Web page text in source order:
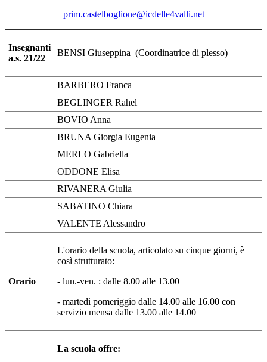
prim.castelboglione@icdelle4valli.net
Insegnanti
a.s. 21/22
BENSI Giuseppina (Coordinatrice di plesso)
BARBERO Franca
BEGLINGER Rahel
BOVIO Anna
BRUNA Giorgia Eugenia
MERLO Gabriella
ODDONE Elisa
RIVANERA Giulia
SABATINO Chiara
VALENTE Alessandro
Orario
L'orario della scuola, articolato su cinque giorni, è
così strutturato:
- lun.-ven. : dalle 8.00 alle 13.00
- martedì pomeriggio dalle 14.00 alle 16.00 con
servizio mensa dalle 13.00 alle 14.00
La scuola offre: